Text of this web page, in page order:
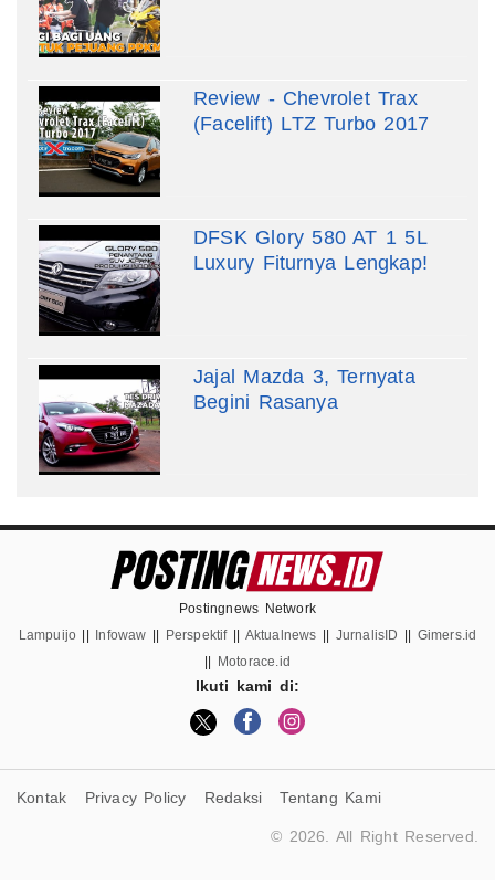
Review - Chevrolet Trax
(Facelift) LTZ Turbo 2017
DFSK Glory 580 AT 1 5L
Luxury Fiturnya Lengkap!
Jajal Mazda 3, Ternyata
Begini Rasanya
Postingnews Network
Lampuijo
Infowaw Perspektif|| Aktualnews JurnalisID
Gimers.id
Motorace.id
Ikuti kami di:
Kontak Privacy Policy Redaksi Tentang Kami
© 2026. All Right Reserved.